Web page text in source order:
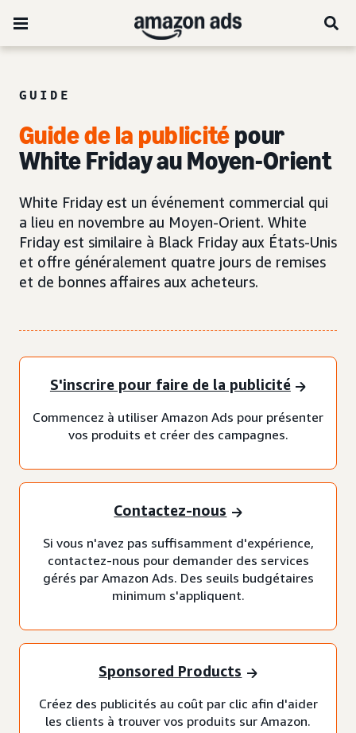
GUIDE
Guide de la publicitépour
White Friday au Moyen-Orient
White Friday est un événement commercial qui
a lieu en novembre au Moyen-Orient. White
Friday est similaire à Black Friday aux États-Unis
et offre généralement quatre jours de remises
et de bonnes affaires aux acheteurs.
S'inscrire pour faire de la publicité
Commencez à utiliser Amazon Ads pour présenter
vos produits et créer des campagnes.
Contactez-nous
Si vous n'avez pas suffisamment d'expérience,
contactez-nous pour demander des services
gérés par Amazon Ads. Des seuils budgétaires
minimum s'appliquent.
Sponsored Products
Créez des publicités au coût par clic afin d'aider
les clients à trouver vos produits sur Amazon.